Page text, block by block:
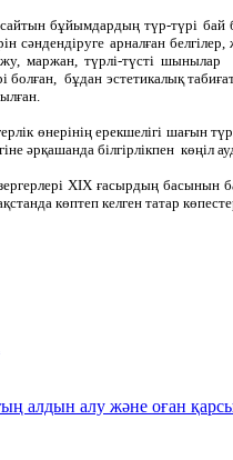
бұйымдардың түр-түрі бай
сәндендіруге арналған
маржан, түрлі-түсті шынылар
болған, бұдан эстетикалық
өнерінің ерекшелігі шағын
әрқашанда білгірлікпен көңіл
ХІХ ғасырдың
көптеп келген татар
алдын алу және оған